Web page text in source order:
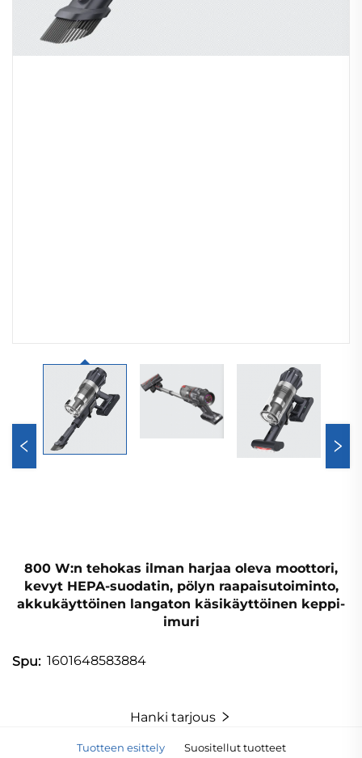
800 W:n tehokas ilman harjaa oleva moottori,
kevyt HEPA-suodatin, pölyn raapaisutoiminto,
akkukäyttöinen langaton käsikäyttöinen keppi-
imuri
Spu: 1601648583884
Hanki tarjous
Tuotteen esittely Suositellut tuotteet